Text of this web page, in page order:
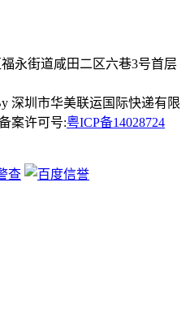
永街道咸田二区六巷3号首层
深圳市华美联运国际快递有限
案许可号:粤ICP备14028724